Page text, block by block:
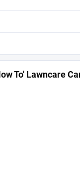
To' Lawncare